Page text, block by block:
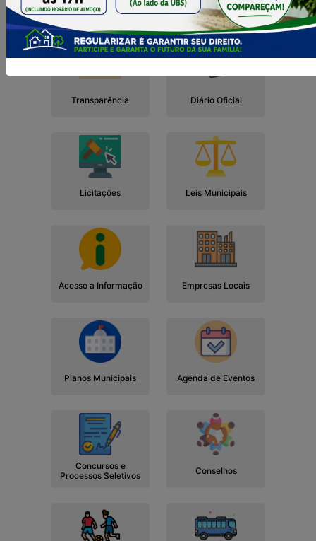
Transparência Diário Oficial
Licitações Leis Municipais
Acesso a Informação Empresas Locais
Planos Municipais Agenda de Eventos
Concursos e
Processos Seletivos
Conselhos